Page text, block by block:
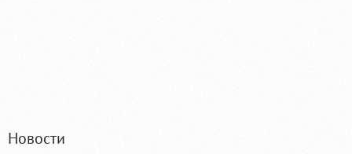
Новости